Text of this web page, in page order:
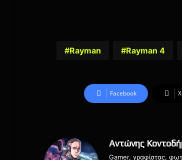
Rayman Rayman 4
Facebook X
Αντώνης
Gamer, γραφίστας,